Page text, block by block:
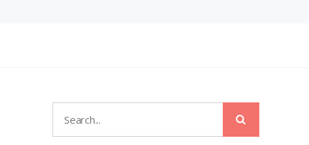
Search
for: